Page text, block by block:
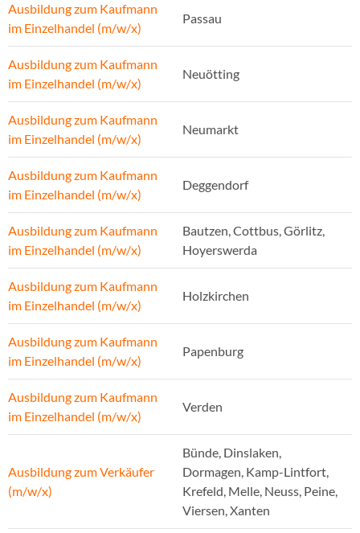
Ausbildung zum Kaufmann
im Einzelhandel (m/w/x)
Passau
Ausbildung zum Kaufmann
im Einzelhandel (m/w/x)
Neuötting
Ausbildung zum Kaufmann
im Einzelhandel (m/w/x)
Neumarkt
Ausbildung zum Kaufmann
im Einzelhandel (m/w/x)
Deggendorf
Ausbildung zum Kaufmann
im Einzelhandel (m/w/x)
Bautzen, Cottbus, Görlitz,
Hoyerswerda
Ausbildung zum Kaufmann
im Einzelhandel (m/w/x)
Holzkirchen
Ausbildung zum Kaufmann
im Einzelhandel (m/w/x)
Papenburg
Ausbildung zum Kaufmann
im Einzelhandel (m/w/x)
Verden
Ausbildung zum Verkäufer
(m/w/x)
Bünde, Dinslaken,
Dormagen, Kamp-Lintfort,
Krefeld, Melle, Neuss, Peine,
Viersen, Xanten